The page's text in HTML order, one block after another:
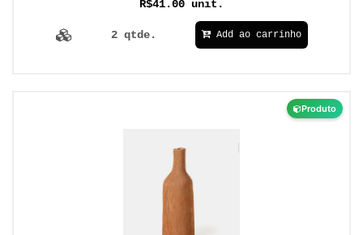
R$41.00 unit.
2 qtde. Add ao carrinho
Produto